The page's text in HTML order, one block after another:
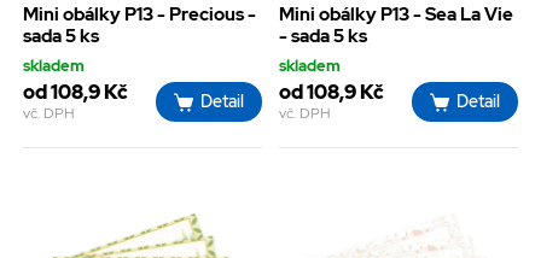
Mini obálky P13 - Precious -
sada 5 ks
skladem
od 108,9 Kč
vč. DPH
Detail
Mini obálky P13 - Sea La Vie
- sada 5 ks
skladem
od 108,9 Kč
vč. DPH
Detail